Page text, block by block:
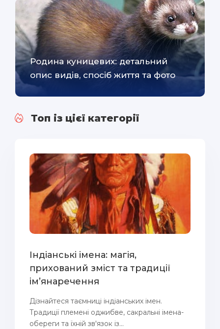
Родина куницевих: детальний
опис видів, спосіб життя та фото
Топ із цієї категорії
Індіанські імена: магія,
прихований зміст та традиції
ім’янаречення
Дізнайтеся таємниці індіанських імен.
Традиції племені оджибве, сакральні імена-
обереги та їхній зв'язок із...